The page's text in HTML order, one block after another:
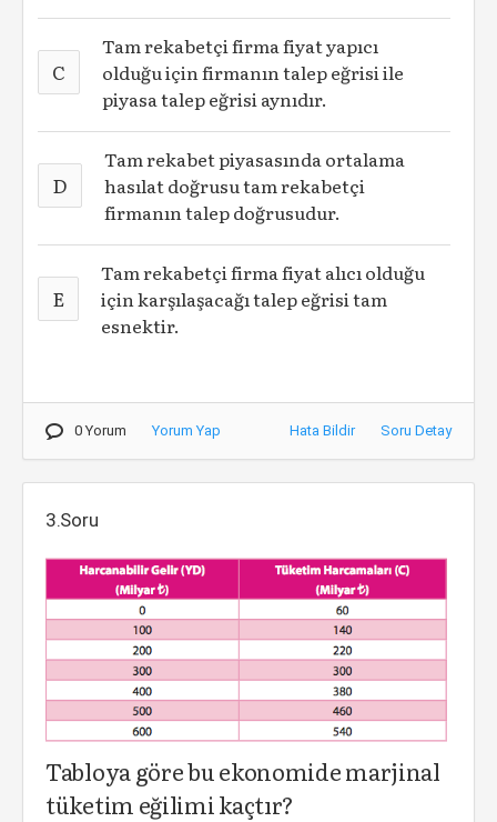
C
Tam rekabetçi firma fiyat yapıcı
olduğu için firmanın talep eğrisi ile
piyasa talep eğrisi aynıdır.
D
Tam rekabet piyasasında ortalama
hasılat doğrusu tam rekabetçi
firmanın talep doğrusudur.
E
Tam rekabetçi firma fiyat alıcı olduğu
için karşılaşacağı talep eğrisi tam
esnektir.
0 Yorum Yorum Yap Hata Bildir Soru Detay
3.Soru
Tabloya göre bu ekonomide marjinal
tüketim eğilimi kaçtır?